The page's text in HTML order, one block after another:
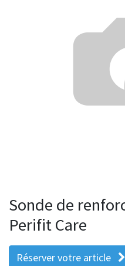
Sonde de
Perifit Care
Réserver votre article